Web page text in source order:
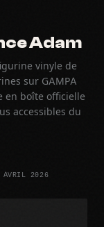
Adam
vinyle de
sur GAMPA
en boîte officielle
accessibles du
2026